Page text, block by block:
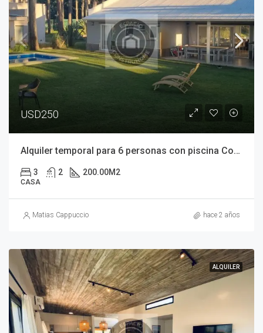
USD250
Alquiler temporal para 6 personas con piscina Costa Esmeralda
3 2 200.00M2
CASA
Matias Cappuccio hace 2 años
ALQUILER